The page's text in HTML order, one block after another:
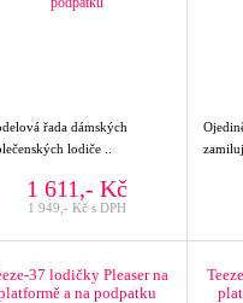
řada dámských
lodiče ..
1 611,- Kč
1 949,- Kč s DPH
37 lodičky Pleaser na
a na podpatku